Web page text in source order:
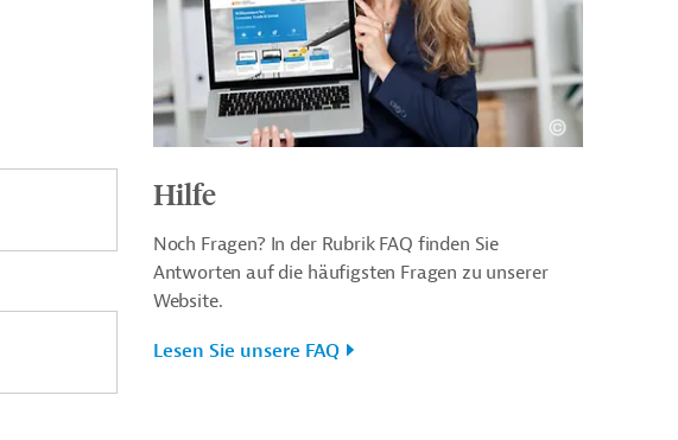
Hilfe
Noch Fragen? In der Rubrik FAQ finden Sie
Antworten auf die häufigsten Fragen zu unserer
Website.
Lesen Sie unsere FAQ